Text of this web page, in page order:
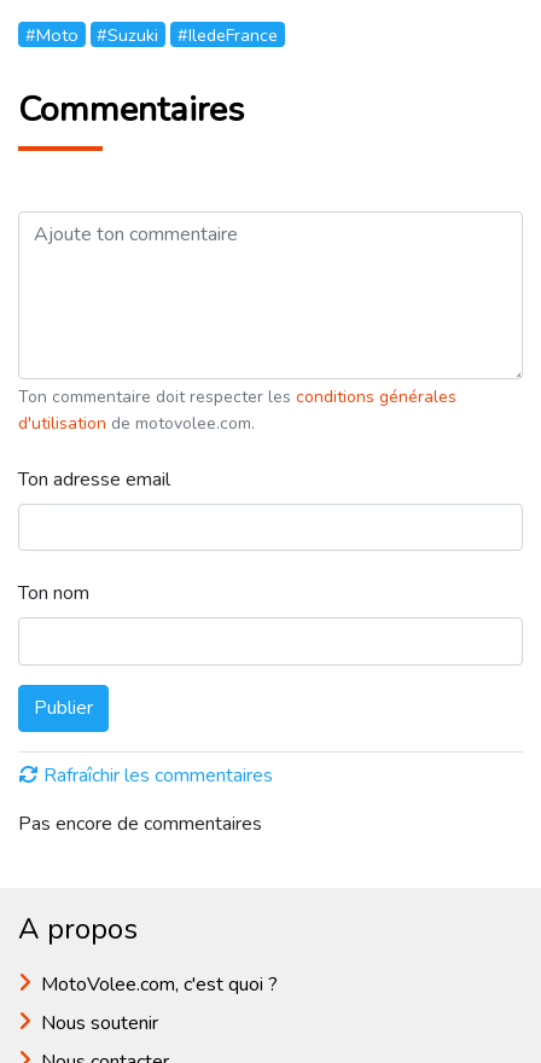
#Moto #Suzuki #IledeFrance
Commentaires
Ton commentaire doit respecter les conditions générales
d'utilisation de motovolee.com.
Ton adresse email
Ton nom
Publier
Rafraîchir les commentaires
Pas encore de commentaires
A propos
MotoVolee.com, c'est quoi ?
Nous soutenir